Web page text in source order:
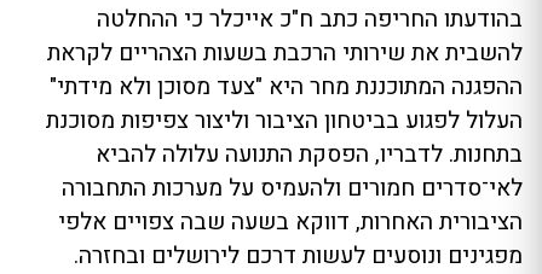
בהודעתו החריפה כתב ח"כ אייכלר כי ההחלטה
להשבית את שירותי הרכבת בשעות הצהריים לקראת
ההפגנה המתוכננת מחר היא "צעד מסוכן ולא מידתי"
העלול לפגוע בביטחון הציבור וליצור צפיפות מסוכנת
בתחנות. לדבריו, הפסקת התנועה עלולה להביא
לאי־סדרים חמורים ולהעמיס על מערכות התחבורה
הציבורית האחרות, דווקא בשעה שבה צפויים אלפי
מפגינים ונוסעים לעשות דרכם לירושלים ובחזרה.